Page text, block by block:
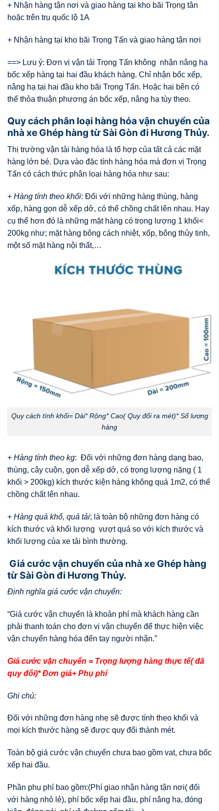
+ Nhận hàng tận nơi và giao hàng tại kho bãi Trọng tân
hoặc trên trụ quốc lộ 1A
+ Nhận hàng tại kho bãi Trọng Tấn và giao hàng tận nơi
==> Lưu ý: Đơn vị vận tải Trọng Tấn không nhận nâng hạ
bốc xếp hàng tại hai đầu khách hàng. Chỉ nhận bốc xếp,
nâng hạ tại hai đầu kho bãi Trọng Tấn. Hoặc hai bên có
thể thỏa thuận phương án bốc xếp, nâng hạ tùy theo.
Quy cách phân loại hàng hóa vận chuyển của
nhà xe Ghép hàng từ Sài Gòn đi Hương Thủy.
Thị trường vận tải hàng hóa là tổ hợp của tất cả các mặt
hàng lớn bé. Dựa vào đặc tính hàng hóa mà đơn vị Trọng
Tấn có cách thức phân loại hàng hóa như sau:
+ Hàng tính theo khối: Đối với những hàng thùng, hàng
xốp, hàng gọn dễ xếp dở, có thể chồng chất lên nhau. Hay
cụ thể hơn đó là những mặt hàng có trọng lượng 1 khối<
200kg như; mặt hàng bông cách nhiệt, xốp, bông thủy tinh,
một số mặt hàng nội thất,…
Quy cách tính khối= Dài* Rộng* Cao( Quy đổi ra mét)* Số lượng
hàng
+ Hàng tính theo kg: Đối với những đơn hàng dạng bao,
thùng, cây cuộn, gọn dễ xếp dở, có trọng lượng nặng ( 1
khối > 200kg) kích thước kiện hàng không quá 1m2, có thể
chồng chất lên nhau.
+ Hàng quá khổ, quá tải; là toàn bộ những đơn hàng có
kích thước và khối lượng vượt quá so với kích thước và
khối lượng của xe tải bình thường.
Giá cước vận chuyển của nhà xe Ghép hàng
từ Sài Gòn đi Hương Thủy.
Định nghĩa giá cước vận chuyển:
“Giá cước vận chuyển là khoản phí mà khách hàng cần
phải thanh toán cho đơn vị vận chuyển để thực hiện việc
vận chuyển hàng hóa đến tay người nhận.”
Giá cước vận chuyển = Trọng lượng hàng thực tế( đã
quy đổi)* Đơn giá+ Phụ phí
Ghi chú:
Đối với những đơn hàng nhẹ sẽ được tính theo khối và
mọi kích thước hàng sẽ được quy đổi thành mét.
Toàn bộ giá cước vận chuyển chưa bao gồm vat, chưa bốc
xếp hai đầu.
Phần phụ phí bao gồm:(Phí giao nhận hàng tận nơi( đối
với hàng nhỏ lẻ), phí bốc xếp hai đầu, phí nâng hạ, đóng